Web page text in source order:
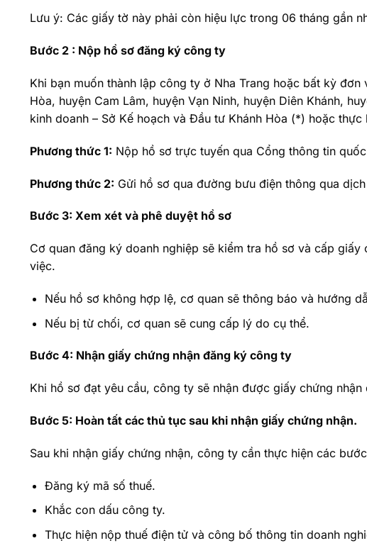
Lưu ý: Các giấy tờ này phải còn hiệu lực trong 06 tháng gần
Bước 2 : Nộp hồ sơ đăng ký công ty
Khi bạn muốn thành lập công ty ở Nha Trang hoặc bất kỳ
Hòa, huyện Cam Lâm, huyện Vạn Ninh, huyện Diên Khánh,
kinh doanh – Sở Kế hoạch và Đầu tư Khánh Hòa (*) hoặc
Phương thức 1: Nộp hồ sơ trực tuyến qua Cổng thông tin
Phương thức 2: Gửi hồ sơ qua đường bưu điện thông qua
Bước 3: Xem xét và phê duyệt hồ sơ
Cơ quan đăng ký doanh nghiệp sẽ kiểm tra hồ sơ và cấp
việc.
Nếu hồ sơ không hợp lệ, cơ quan sẽ thông báo và hướng
Nếu bị từ chối, cơ quan sẽ cung cấp lý do cụ thể.
Bước 4: Nhận giấy chứng nhận đăng ký công ty
Khi hồ sơ đạt yêu cầu, công ty sẽ nhận được giấy chứng
Bước 5: Hoàn tất các thủ tục sau khi nhận giấy chứng nhận.
Sau khi nhận giấy chứng nhận, công ty cần thực hiện các
Đăng ký mã số thuế.
Khắc con dấu công ty.
Thực hiện nộp thuế điện tử và công bố thông tin doanh